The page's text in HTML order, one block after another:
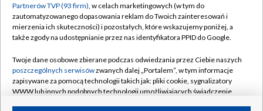
Oferta Handlowa
Telegazeta ogłoszenia
Rada Programowa
Ogłoszenia przetargowe
Akademia Telewizyjna
Biuro reklamy
Kontakt
Kanały
©2026 Telewizja Polska Spółka Akcyjna w likwidacji
Partnerów TVP (93 firm), w celach marketingowych (w tym do
zautomatyzowanego dopasowania reklam do Twoich zainteresowań i
mierzenia ich skuteczności) i pozostałych, które wskazujemy poniżej, a
także zgody na udostępnianie przez nas identyfikatora PPID do Google.
Twoje dane osobowe zbierane podczas odwiedzania przez Ciebie naszych
poszczególnych serwisówzwanych dalej „Portalem”, w tym informacje
zapisywane za pomocą technologii takich jak: pliki cookie, sygnalizatory
WWW lub innych podobnych technologii umożliwiających świadczenie